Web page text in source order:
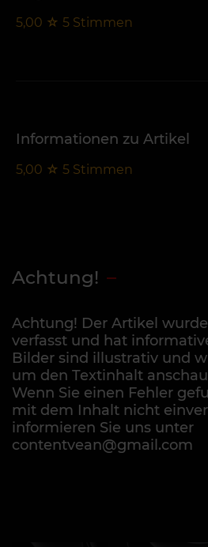
5,00 ☆ 5 Stimmen
Informationen zu Artikel
5,00 ☆ 5 Stimmen
Achtung!
Achtung! Der Artikel
verfasst und hat
Bilder sind illustrativ und
um den Textinhalt
Wenn Sie einen Fehler
mit dem Inhalt nicht
informieren Sie uns unter
contentvean@gmail.com